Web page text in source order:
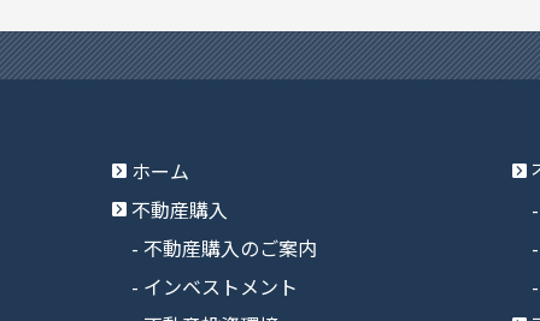
ホーム
不動産購入
不動産購入のご案内
インベストメント